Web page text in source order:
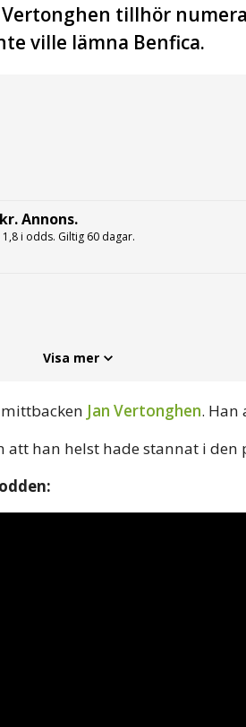
Vertonghen tillhör
ville lämna Benfica.
Annons.
i odds. Giltig 60 dagar.
Visa mer
mittbacken Jan Vertonghen. Han
han helst hade stannat i